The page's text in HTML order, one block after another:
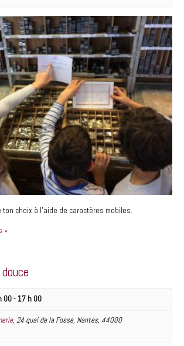
ton choix à l’aide de caractères mobiles.
»
00- 17 h 00
, 24 quai de la Fosse, Nantes, 44000